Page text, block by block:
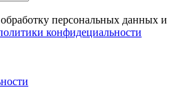
персональных данных и
конфидециальности